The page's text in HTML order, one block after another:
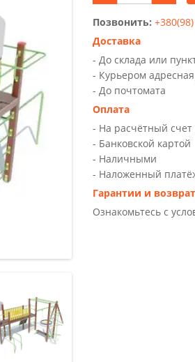
Позвонить:
Доставка
- До склада или
- Курьером адресная
- До почтомата
Оплата
- На расчётный счет
- Банковской картой
- Наличными
- Наложенный
Гарантии и
Ознакомьтесь с